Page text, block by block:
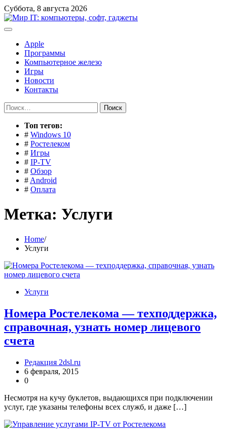
Перейти
к
содержимому
Суббота, 8 августа 2026
Apple
Программы
Компьютерное железо
Игры
Новости
Контакты
Найти:
Toп тегов:
# Windows 10
# Ростелеком
# Игры
# IP-TV
# Обзор
# Android
# Оплата
Метка: Услуги
Home
Услуги
Услуги
Номера Ростелекома — техподдержка,
справочная, узнать номер лицевого
счета
Редакция 2dsl.ru
6 февраля, 2015
0
Несмотря на кучу буклетов, выдающихся при подключении
услуг, где указаны телефоны всех служб, и даже […]